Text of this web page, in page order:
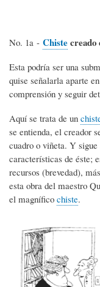
No. 1a - Chistecreado
Esta podría ser una
quise señalarla aparte
comprensión y seguir
Aquí se trata de un
se entienda, el creador
cuadro o viñeta. Y sigue
características de éste;
recursos (brevedad),
esta obra del maestro
el magnífico chiste.